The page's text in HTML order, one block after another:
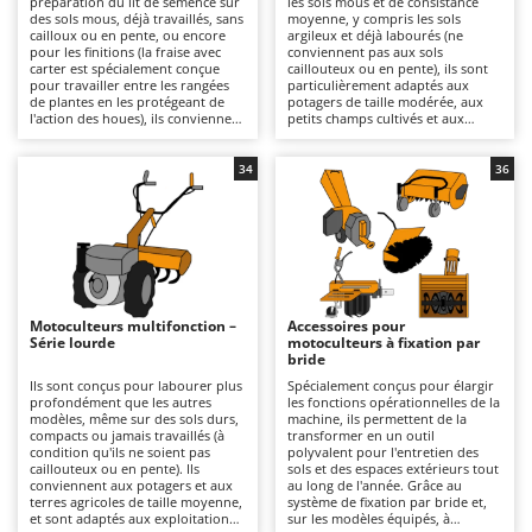
Autolaveuses
Autres produits
B
Balayeuses
Bancs de scie pour le bois - Scies à bûches
Barbecues
Bennes pour tracteur
Brosses pour sols extérieurs
Brouettes à moteur
Broyeurs à axe horizontal pour tracteur
Broyeurs de branches et végétaux
Butteurs pour tracteur
C
Chargeurs de batterie - Démarreurs
Charrues pour tracteur
Ambrogio Robot
Annovi Reverberi
ANTHBOT
Archman
Ariete
Artus
Attila
Awelco
B
Baesso
Bahco
des sols mous, déjà travaillés, sans
cailloux ou en pente, ou encore
pour les finitions (la fraise avec
carter est spécialement conçue
pour travailler entre les rangées
de plantes en les protégeant de
l'action des houes), ils conviennent
alimentés par un moteur à
essence 4 temps et conviennent à
un usage amateur ou semi-
professionnel sur des surfaces
restreintes, pour des travaux de
labour en profondeur moyenne,
grâce à leur structure légère et
facilement maniable, même dans
des espaces restreints. La
transmission par courroie ou par
engrenages et les boîtes de
vitesses 1+1 ou 2+1 garantissent
qualité de travail est adaptée aux
préparations saisonnières du
potager, avec un rendement
régulier, mais n'est pas destinée à
des utilisations intensives ou
continues. Parfaits pour les
particuliers qui ont besoin d'un
fraisage périodique sans avoir à
affronter des sols durs ou jamais
moyenne, y compris les sols
argileux et déjà labourés (ne
conviennent pas aux sols
caillouteux ou en pente), ils sont
particulièrement adaptés aux
potagers de taille modérée, aux
petits champs cultivés et aux
plus incisive et plus uniforme que
la série légère, avec une meilleure
pénétration et un rendement
opérationnel supérieur. Ils se
distinguent par leur transmission
à engrenages à bain d'huile, plus
solide que les solutions à
courroie, et par leurs boîtes de
vitesses 2+1 ou 3+3 qui permettent
une avance calibrée en fonction
du type de sol, ainsi que par leur
fraise avec carter, spécialement
conçue pour travailler entre les
rangées de plantes en les
protégeant de l'action des houes.
Disponibles avec un moteur 4
temps à essence ou diesel, elles
conviennent à un usage allant du
bricolage au professionnel, pour
des travaux à profondeur
moyenne grâce à leur structure
plus robuste que celle de la série
Motoculteurs multifonction –
Série lourde
Ils sont conçus pour labourer plus
profondément que les autres
modèles, même sur des sols durs,
compacts ou jamais travaillés (à
condition qu'ils ne soient pas
caillouteux ou en pente). Ils
conviennent aux potagers et aux
terres agricoles de taille moyenne,
et sont adaptés aux exploitations
34
Accessoires pour
motoculteurs à fixation par
bride
Spécialement conçus pour élargir
les fonctions opérationnelles de la
machine, ils permettent de la
transformer en un outil
polyvalent pour l'entretien des
sols et des espaces extérieurs tout
au long de l'année. Grâce au
système de fixation par bride et,
sur les modèles équipés, à
36